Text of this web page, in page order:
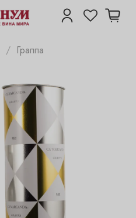
Граппа